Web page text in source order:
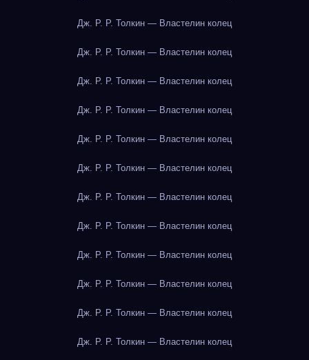
Дж. Р. Р. Толкин — Властелин колец
Дж. Р. Р. Толкин — Властелин колец
Дж. Р. Р. Толкин — Властелин колец
Дж. Р. Р. Толкин — Властелин колец
Дж. Р. Р. Толкин — Властелин колец
Дж. Р. Р. Толкин — Властелин колец
Дж. Р. Р. Толкин — Властелин колец
Дж. Р. Р. Толкин — Властелин колец
Дж. Р. Р. Толкин — Властелин колец
Дж. Р. Р. Толкин — Властелин колец
Дж. Р. Р. Толкин — Властелин колец
Дж. Р. Р. Толкин — Властелин колец